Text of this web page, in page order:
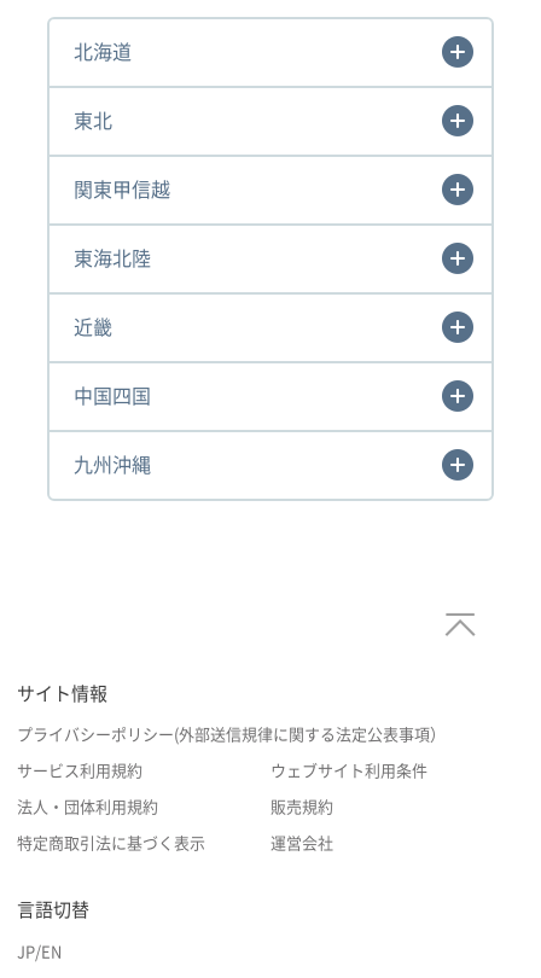
北海道
東北
関東甲信越
東海北陸
近畿
中国四国
九州沖縄
サイト情報
プライバシーポリシー(外部送信規律に関する法定公表事項）
サービス利用規約 ウェブサイト利用条件
法人・団体利用規約 販売規約
特定商取引法に基づく表示 運営会社
言語切替
JP/EN